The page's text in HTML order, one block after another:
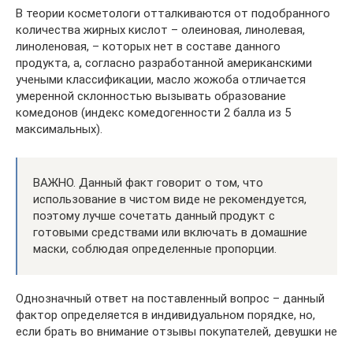
В теории косметологи отталкиваются от подобранного
количества жирных кислот – олеиновая, линолевая,
линоленовая, – которых нет в составе данного
продукта, а, согласно разработанной американскими
учеными классификации, масло жожоба отличается
умеренной склонностью вызывать образование
комедонов (индекс комедогенности 2 балла из 5
максимальных).
ВАЖНО. Данный факт говорит о том, что
использование в чистом виде не рекомендуется,
поэтому лучше сочетать данный продукт с
готовыми средствами или включать в домашние
маски, соблюдая определенные пропорции.
Однозначный ответ на поставленный вопрос – данный
фактор определяется в индивидуальном порядке, но,
если брать во внимание отзывы покупателей, девушки не